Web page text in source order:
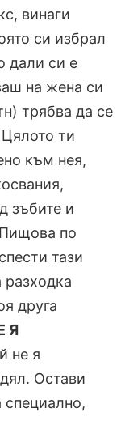
винаги
си избрал
дали си е
на жена си
трябва да се
ти
към нея,
зъбите и
по
тази
друга
Я
не я
Остави
специално,